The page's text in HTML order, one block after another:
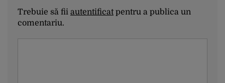
Trebuie să fii autentificatpentru a publica un
comentariu.